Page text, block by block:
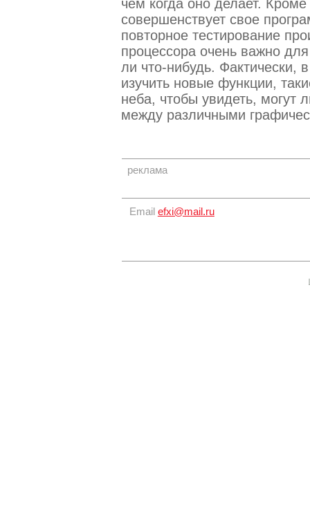
чем когда оно делает.
совершенствует свое
повторное тестирование
процессора очень важно
ли что-нибудь.
изучить новые функции,
неба, чтобы увидеть, могут
между различными
реклама
Email efxi@mail.ru